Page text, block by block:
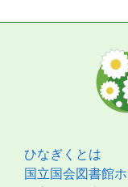
ひなぎくとは
国立国会図書館